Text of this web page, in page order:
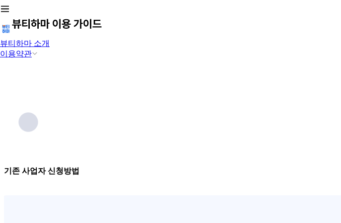
뷰티하마 소개
이용약관
기존 사업자 신청방법